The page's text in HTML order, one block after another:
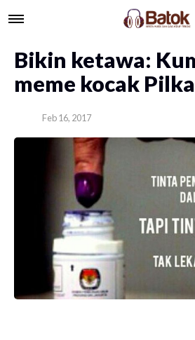
Bikin ketawa:
meme kocak
Feb 16, 2017